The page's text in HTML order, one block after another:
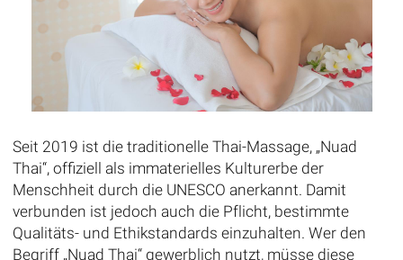
Seit 2019 ist die traditionelle Thai-Massage, „Nuad
Thai“, offiziell als immaterielles Kulturerbe der
Menschheit durch die UNESCO anerkannt. Damit
verbunden ist jedoch auch die Pflicht, bestimmte
Qualitäts- und Ethikstandards einzuhalten. Wer den
Begriff „Nuad Thai“ gewerblich nutzt, müsse diese